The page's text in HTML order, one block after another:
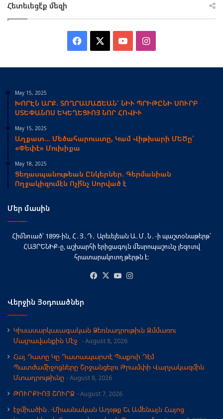
Հետեւեցէ՛ք մեզի
Facebook YouTubeInstagram
May 15, 2025
ԽՈՐԷՆ ԱՐՔ. ՏՈՂՐԱՄԱՃԵԱՆ՝ ՆԻՒ ՊՐԻԹԸՆԻ ՍՈՒՐԲ
ՍՏԵՓԱՆՈՍ ԵԿԵՂԵՑՒՈՅ ՆՈՐ ՀՈՎԻՒ
May 15, 2025
Աղքատ… Մեծահարուստը, Կամ Վիթխարի ՄԵԾը՝
«Փեփէ» Մուխիքա
May 18, 2025
Ցեղասպանութեան Ընկերներ. Գերմանիան
Ողջակիզումէն Ոչի՞նչ Սորված է
Մեր մասին
Հիմնուած՝ 1899-ին, Հ․Յ․Դ․ Արեւելեան Ա․Մ․Ն․-ի պաշտօնաթերթ՝
ՀԱՅՐԵՆԻՔ-ը, աշխարհի երիցագոյն մեսրոպաշունչ լեզուով
հրատարակուող թերթն է։
Facebook
X YouTube
Վերջին Յօդուածներ
Կիսասարկաւագական Ձեռնադրութիւն Զմմառու
Մայրավանքին Մէջ
August 8, 2026
Հայ Դատը Կը Դատապարտէ Պաքուի Դէմ
Պատժամիջոցները Շրջանցելու Թրամփի Վարչակազմին
Մտադրութիւնը
August 8, 2026
ԹՈՒՐՔԻՈՅ ՇՈՒՐՋ August 7, 2026
էջմիածին․-Միասնական Աղօթք Եւ Ամենայն Հայոց